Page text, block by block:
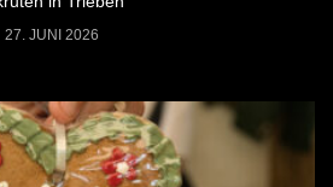
27. JUNI 2026